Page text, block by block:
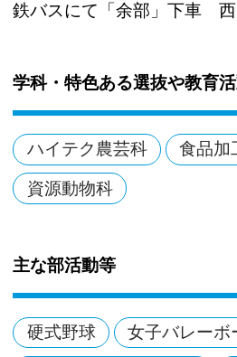
鉄バスにて「余部」下車 西
学科・特色ある選抜や教育
ハイテク農芸科 食品加
資源動物科
主な部活動等
硬式野球 女子バレーボ